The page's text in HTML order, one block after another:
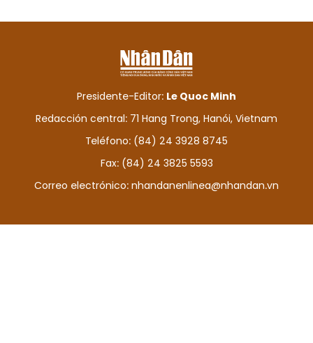
DEPORTES
VIAJES
PUENTE DE AMISTAD
HISTORIAS MULTIMEDIA
FOTOGRAFÍA
¿QUIÉNES SOMOS?
Presidente-Editor: Le Quoc Minh
Redacción central: 71 Hang Trong, Hanói, Vietnam
Teléfono: (84) 24 3928 8745
Fax: (84) 24 3825 5593
Correo electrónico: nhandanenlinea@nhandan.vn